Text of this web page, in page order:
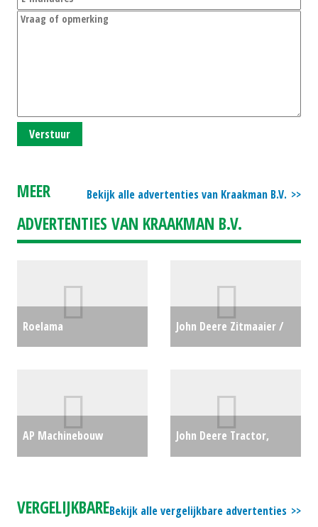
Verstuur
Bekijk alle advertenties van Kraakman B.V.
MEER
ADVERTENTIES VAN KRAAKMAN B.V.
Roelama
tandemas (EL) #690098
John Deere Zitmaaier /
AP Machinebouw
John Deere Tractor,
Bekijk alle vergelijkbare advertenties
VERGELIJKBARE